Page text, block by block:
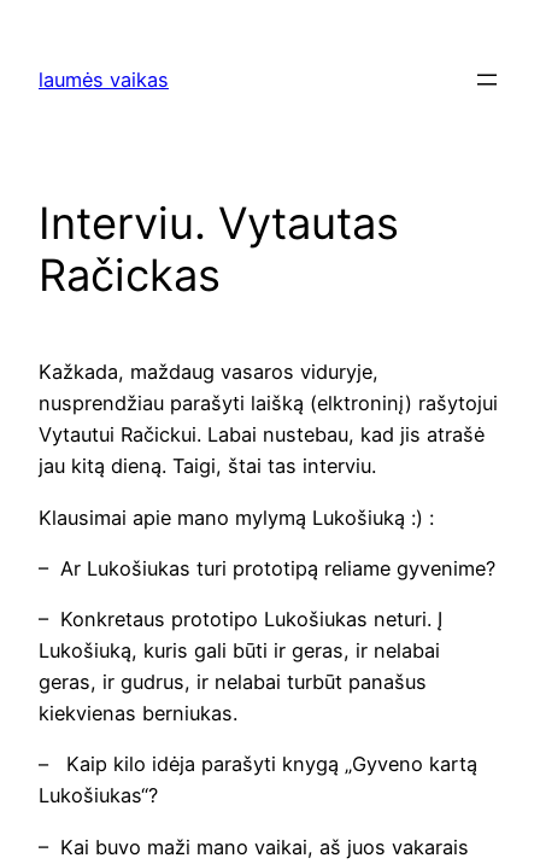
turinio
laumės vaikas
Interviu. Vytautas
Račickas
Kažkada, maždaug vasaros viduryje,
nusprendžiau parašyti laišką (elktroninį) rašytojui
Vytautui Račickui. Labai nustebau, kad jis atrašė
jau kitą dieną. Taigi, štai tas interviu.
Klausimai apie mano mylymą Lukošiuką :) :
– Ar Lukošiukas turi prototipą reliame gyvenime?
– Konkretaus prototipo Lukošiukas neturi. Į
Lukošiuką, kuris gali būti ir geras, ir nelabai
geras, ir gudrus, ir nelabai turbūt panašus
kiekvienas berniukas.
–
Kaip kilo idėja parašyti knygą „Gyveno kartą
Lukošiukas“?
– Kai buvo maži mano vaikai, aš juos vakarais